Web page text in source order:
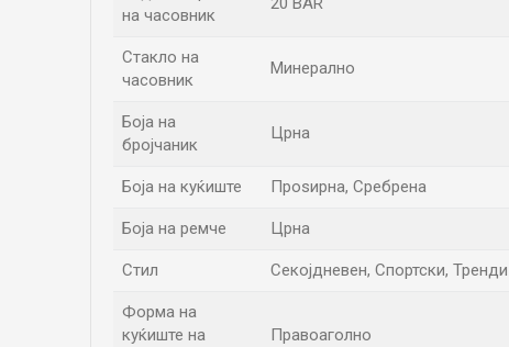
на часовник
Стакло на
часовник
Минерално
Боја на
бројчаник
Црна
Боја на куќиште Проѕирна, Сребрена
Боја на ремче Црна
Стил Секојдневен, Спортски, Тренди
Форма на
куќиште на
Правоаголно